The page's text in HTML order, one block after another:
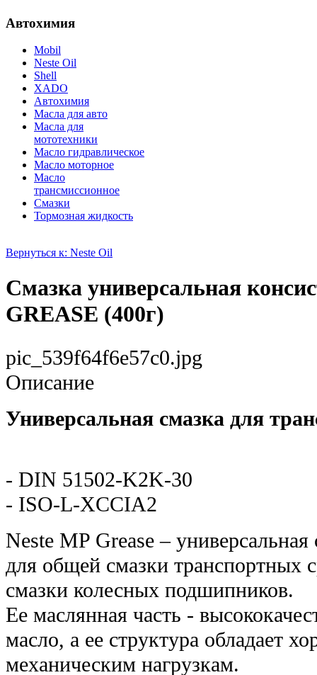
Автохимия
Mobil
Neste Oil
Shell
XADO
Автохимия
Масла для авто
Масла для
мототехники
Масло гидравлическое
Масло моторное
Масло
трансмиссионное
Смазки
Тормозная жидкость
Вернуться к: Neste Oil
Смазка универсальная
GREASE (400г)
pic_539f64f6e57c0.jpg
Описание
Универсальная смазка для
- DIN 51502-K2K-30
- ISO-L-XCCIA2
Neste MP Grease –
для общей смазки транспортных
смазки колесных подшипников.
Ее маслянная часть -
масло, а ее структура обладает
механическим нагрузкам.